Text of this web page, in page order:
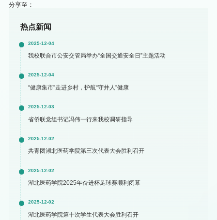
分享至：
热点新闻
2025-12-04
我校联合市公安交管局举办“全国交通安全日”主题活动
2025-12-04
“健康集市”走进乡村，护航“守井人”健康
2025-12-03
省侨联党组书记冯伟一行来我校调研指导
2025-12-02
共青团湖北医药学院第三次代表大会胜利召开
2025-12-02
湖北医药学院2025年奋进杯足球赛顺利闭幕
2025-12-02
湖北医药学院第十次学生代表大会胜利召开